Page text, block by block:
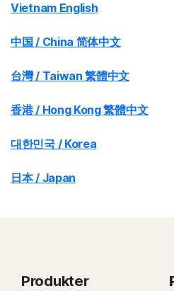
Vietnam English
中国 / China 简体中文
台灣 / Taiwan 繁體中文
香港 / Hong Kong 繁體中文
대한민국 / Korea
日本 / Japan
Produkter